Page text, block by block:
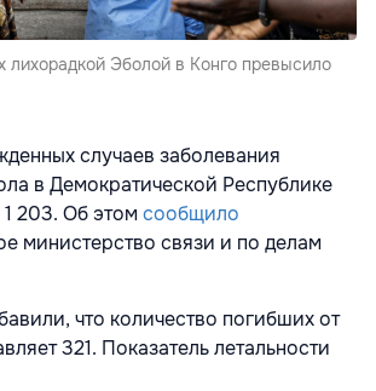
лихорадкой Эболой в Конго превысило
случаев заболевания
в Демократической Республике
1 203. Об этомсообщило
министерство связи и по делам
что количество погибших от
321. Показатель летальности